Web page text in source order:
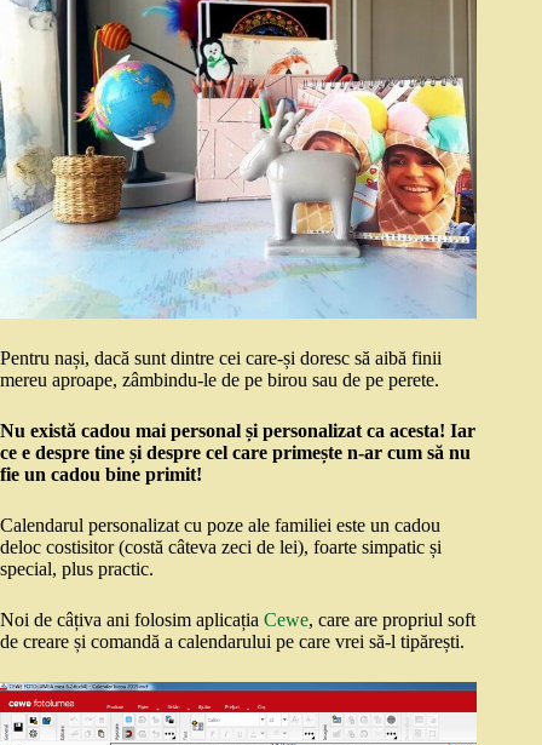
Pentru nași, dacă sunt dintre cei care-și doresc să aibă finii
mereu aproape, zâmbindu-le de pe birou sau de pe perete.
Nu există cadou mai personal și personalizat ca acesta! Iar
ce e despre tine și despre cel care primește n-ar cum să nu
fie un cadou bine primit!
Calendarul personalizat cu poze ale familiei este un cadou
deloc costisitor (costă câteva zeci de lei), foarte simpatic și
special, plus practic.
Noi de câțiva ani folosim aplicația Cewe, care are propriul soft
de creare și comandă a calendarului pe care vrei să-l tipărești.